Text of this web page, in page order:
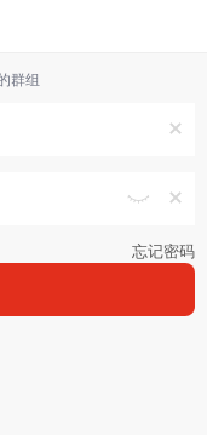
群组
忘记密码